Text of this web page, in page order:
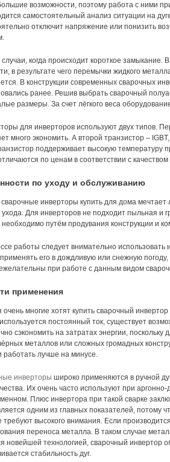
возможности, поэтому работа с ними
самостоятельный анализ ситуации на
отключит напряжение или понизить
когда происходит короткое замыкание.
в результате чего перемычки жидкого
В конструкции современных сварочных
ранее. Решив выбрать сварочный
размеры. За счет лёгкого веса
для инверторов используют двух типов.
много экономить. А второй транзистор –
поддерживает высокую температуру
по ценам в соответствии с
по уходу и обслуживанию
инверторы купить для дома
ухода. Для инверторов не подходит пыльная и
путём продувания конструкции и
работы следует внимательно
его в дождливую или снежную
при работе с данным видом
применения
очень многие хотят купить сварочный
постоянный ток, существует
сэкономить на затратах энергии,
металлов или сложных громадных
работать лучше на минусе.
инверторы широко применяются в ручной
Их очень часто используют при
Плюс инвертора при такой сварке
одним из главных показателей, потому
требуют высокого внимания. Если
переноса металла. В таком случае
новейшей технологией, сварочный инвертор
стабильность дуг.